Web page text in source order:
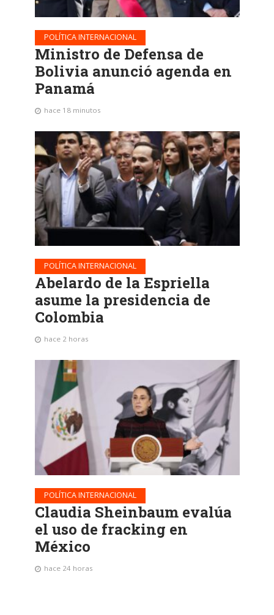
POLÍTICA INTERNACIONAL
Ministro de Defensa de
Bolivia anunció agenda en
Panamá
hace 18 minutos
POLÍTICA INTERNACIONAL
Abelardo de la Espriella
asume la presidencia de
Colombia
hace 2 horas
POLÍTICA INTERNACIONAL
Claudia Sheinbaum evalúa
el uso de fracking en
México
hace 24 horas